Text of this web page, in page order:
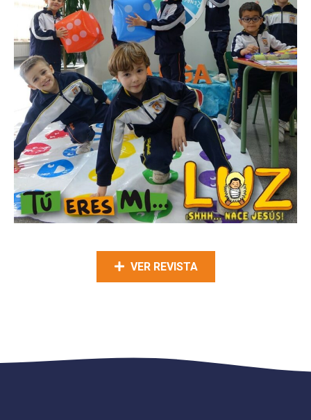
VER REVISTA